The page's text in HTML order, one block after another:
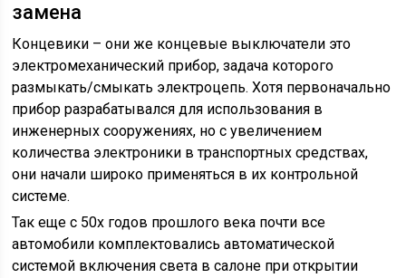
замена
Концевики – они же концевые выключатели это
электромеханический прибор, задача которого
размыкать/смыкать электроцепь. Хотя первоначально
прибор разрабатывался для использования в
инженерных сооружениях, но с увеличением
количества электроники в транспортных средствах,
они начали широко применяться в их контрольной
системе.
Так еще с 50х годов прошлого века почти все
автомобили комплектовались автоматической
системой включения света в салоне при открытии